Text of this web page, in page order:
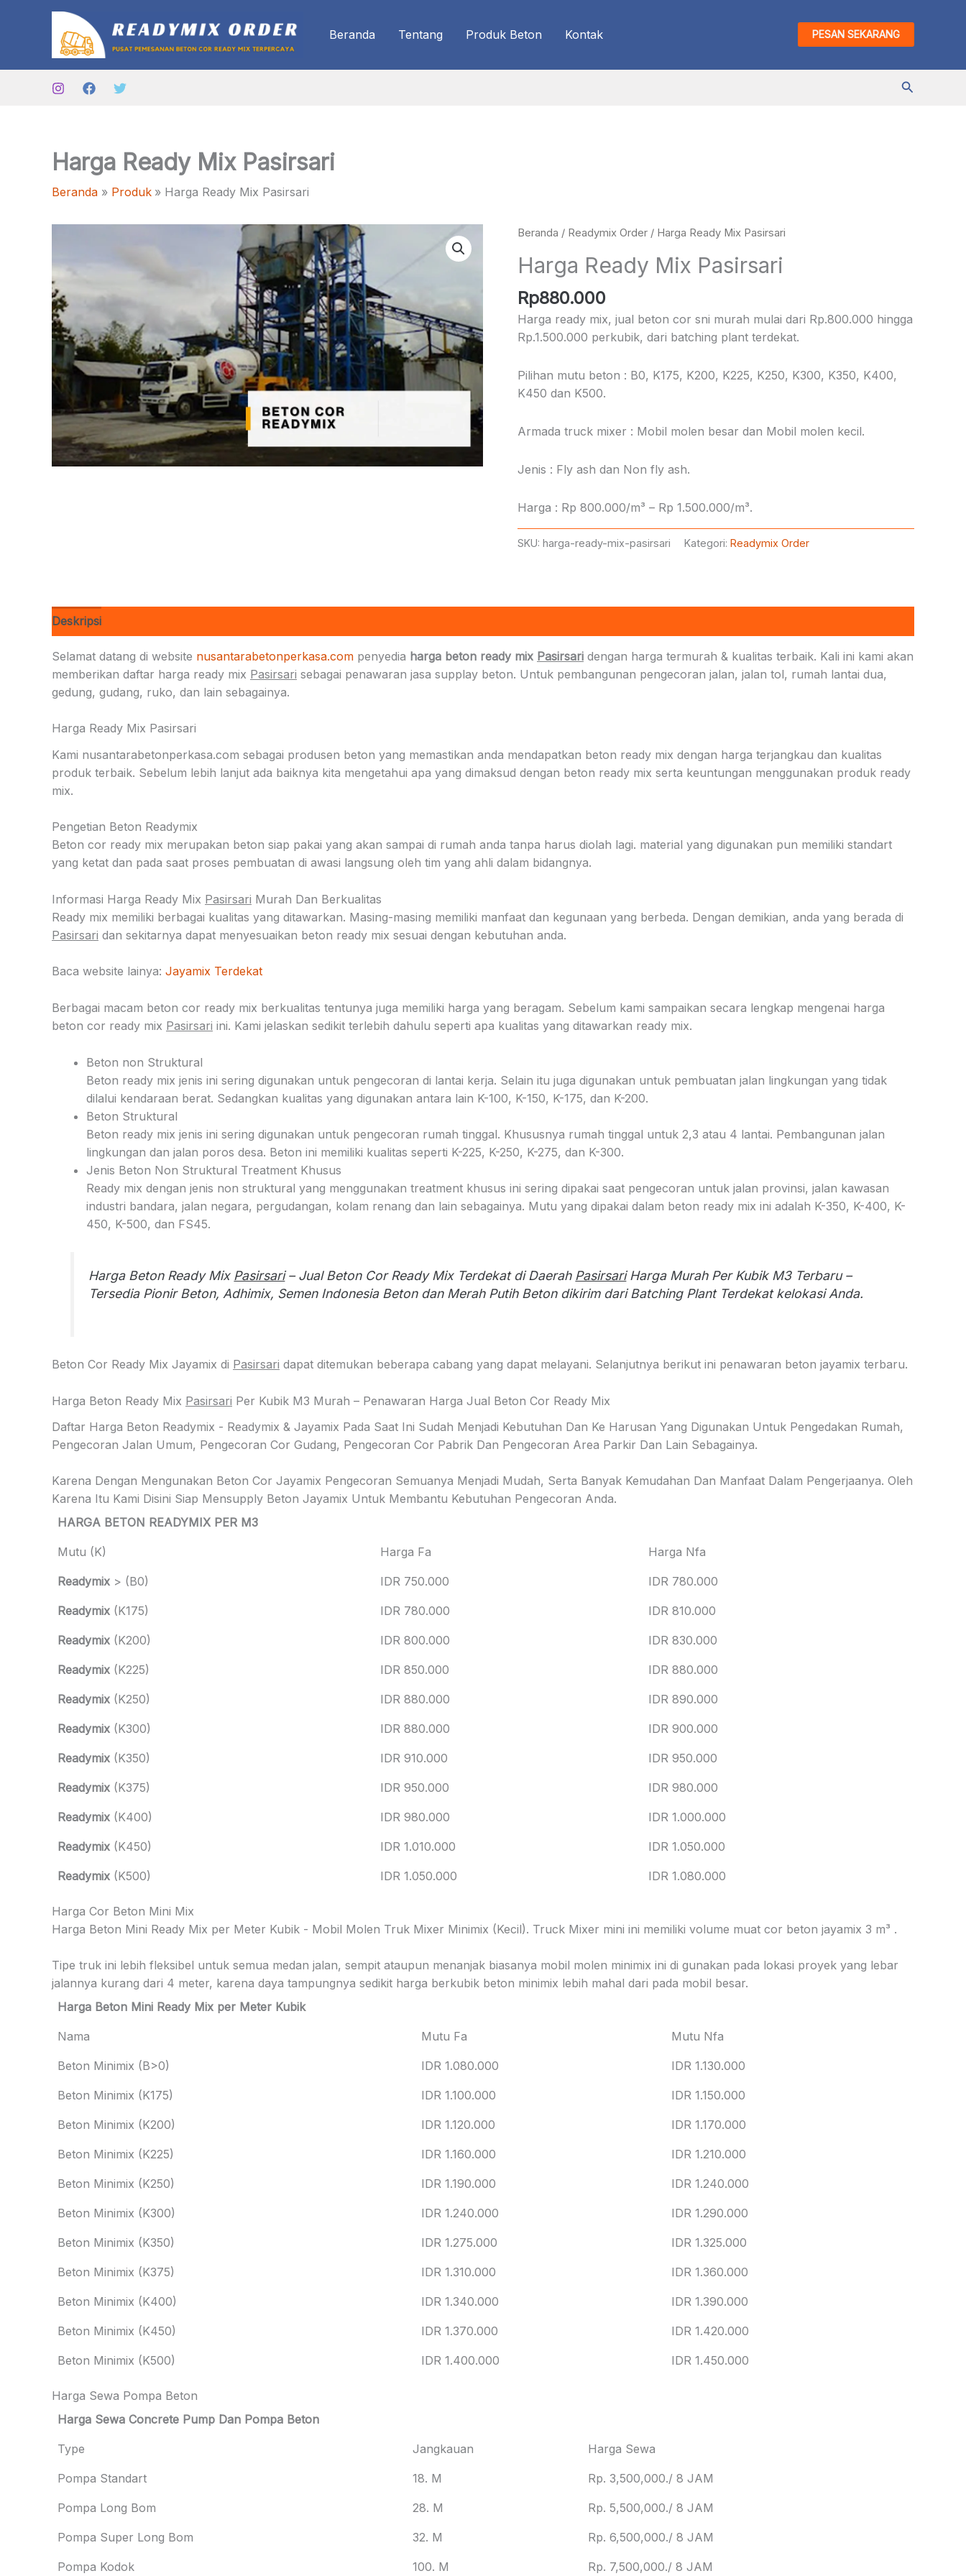
Beranda Tentang Produk Beton Kontak PESAN SEKARANG
Cari
Harga Ready Mix Pasirsari
Beranda Produk Harga Ready Mix Pasirsari
Beranda / Readymix Order / Harga Ready Mix Pasirsari
Harga Ready Mix Pasirsari
Rp880.000
Harga ready mix, jual beton cor sni murah mulai dari Rp.800.000 hingga
Rp.1.500.000 perkubik, dari batching plant terdekat.
Pilihan mutu beton : B0, K175, K200, K225, K250, K300, K350, K400,
K450 dan K500.
Armada truck mixer : Mobil molen besar dan Mobil molen kecil.
Jenis : Fly ash dan Non fly ash.
Harga : Rp 800.000/m³ – Rp 1.500.000/m³.
SKU: harga-ready-mix-pasirsari Kategori: Readymix Order
Deskripsi
Selamat datang di website nusantarabetonperkasa.com penyedia harga beton ready mix Pasirsari dengan harga termurah & kualitas terbaik. Kali ini kami akan
memberikan daftar harga ready mix Pasirsari sebagai penawaran jasa supplay beton. Untuk pembangunan pengecoran jalan, jalan tol, rumah lantai dua,
gedung, gudang, ruko, dan lain sebagainya.
Harga Ready Mix Pasirsari
Kami nusantarabetonperkasa.com sebagai produsen beton yang memastikan anda mendapatkan beton ready mix dengan harga terjangkau dan kualitas
produk terbaik. Sebelum lebih lanjut ada baiknya kita mengetahui apa yang dimaksud dengan beton ready mix serta keuntungan menggunakan produk ready
mix.
Pengetian Beton Readymix
Beton cor ready mix merupakan beton siap pakai yang akan sampai di rumah anda tanpa harus diolah lagi. material yang digunakan pun memiliki standart
yang ketat dan pada saat proses pembuatan di awasi langsung oleh tim yang ahli dalam bidangnya.
Informasi Harga Ready Mix Pasirsari Murah Dan Berkualitas
Ready mix memiliki berbagai kualitas yang ditawarkan. Masing-masing memiliki manfaat dan kegunaan yang berbeda. Dengan demikian, anda yang berada di
Pasirsari dan sekitarnya dapat menyesuaikan beton ready mix sesuai dengan kebutuhan anda.
Baca website lainya: Jayamix Terdekat
Berbagai macam beton cor ready mix berkualitas tentunya juga memiliki harga yang beragam. Sebelum kami sampaikan secara lengkap mengenai harga
beton cor ready mix Pasirsari ini. Kami jelaskan sedikit terlebih dahulu seperti apa kualitas yang ditawarkan ready mix.
Beton non Struktural
Beton ready mix jenis ini sering digunakan untuk pengecoran di lantai kerja. Selain itu juga digunakan untuk pembuatan jalan lingkungan yang tidak
dilalui kendaraan berat. Sedangkan kualitas yang digunakan antara lain K-100, K-150, K-175, dan K-200.
Beton Struktural
Beton ready mix jenis ini sering digunakan untuk pengecoran rumah tinggal. Khususnya rumah tinggal untuk 2,3 atau 4 lantai. Pembangunan jalan
lingkungan dan jalan poros desa. Beton ini memiliki kualitas seperti K-225, K-250, K-275, dan K-300.
Jenis Beton Non Struktural Treatment Khusus
Ready mix dengan jenis non struktural yang menggunakan treatment khusus ini sering dipakai saat pengecoran untuk jalan provinsi, jalan kawasan
industri bandara, jalan negara, pergudangan, kolam renang dan lain sebagainya. Mutu yang dipakai dalam beton ready mix ini adalah K-350, K-400, K-
450, K-500, dan FS45.
Harga Beton Ready Mix Pasirsari– Jual Beton Cor Ready Mix Terdekat di Daerah PasirsariHarga Murah Per Kubik M3 Terbaru –
Tersedia Pionir Beton, Adhimix, Semen Indonesia Beton dan Merah Putih Beton dikirim dari Batching Plant Terdekat kelokasi Anda.
Beton Cor Ready Mix Jayamix di Pasirsari dapat ditemukan beberapa cabang yang dapat melayani. Selanjutnya berikut ini penawaran beton jayamix terbaru.
Harga Beton Ready Mix Pasirsari Per Kubik M3 Murah – Penawaran Harga Jual Beton Cor Ready Mix
Daftar Harga Beton Readymix - Readymix & Jayamix Pada Saat Ini Sudah Menjadi Kebutuhan Dan Ke Harusan Yang Digunakan Untuk Pengedakan Rumah,
Pengecoran Jalan Umum, Pengecoran Cor Gudang, Pengecoran Cor Pabrik Dan Pengecoran Area Parkir Dan Lain Sebagainya.
Karena Dengan Mengunakan Beton Cor Jayamix Pengecoran Semuanya Menjadi Mudah, Serta Banyak Kemudahan Dan Manfaat Dalam Pengerjaanya. Oleh
Karena Itu Kami Disini Siap Mensupply Beton Jayamix Untuk Membantu Kebutuhan Pengecoran Anda.
HARGA BETON READYMIX PER M3
Mutu (K) Harga Fa Harga Nfa
Readymix > (B0) IDR 750.000 IDR 780.000
Readymix (K175) IDR 780.000 IDR 810.000
Readymix (K200) IDR 800.000 IDR 830.000
Readymix (K225) IDR 850.000 IDR 880.000
Readymix (K250) IDR 880.000 IDR 890.000
Readymix (K300) IDR 880.000 IDR 900.000
Readymix (K350) IDR 910.000 IDR 950.000
Readymix (K375) IDR 950.000 IDR 980.000
Readymix (K400) IDR 980.000 IDR 1.000.000
Readymix (K450) IDR 1.010.000 IDR 1.050.000
Readymix (K500) IDR 1.050.000 IDR 1.080.000
Harga Cor Beton Mini Mix
Harga Beton Mini Ready Mix per Meter Kubik - Mobil Molen Truk Mixer Minimix (Kecil). Truck Mixer mini ini memiliki volume muat cor beton jayamix 3 m³ .
Tipe truk ini lebih fleksibel untuk semua medan jalan, sempit ataupun menanjak biasanya mobil molen minimix ini di gunakan pada lokasi proyek yang lebar
jalannya kurang dari 4 meter, karena daya tampungnya sedikit harga berkubik beton minimix lebih mahal dari pada mobil besar.
Harga Beton Mini Ready Mix per Meter Kubik
Nama Mutu Fa Mutu Nfa
Beton Minimix (B>0) IDR 1.080.000 IDR 1.130.000
Beton Minimix (K175) IDR 1.100.000 IDR 1.150.000
Beton Minimix (K200) IDR 1.120.000 IDR 1.170.000
Beton Minimix (K225) IDR 1.160.000 IDR 1.210.000
Beton Minimix (K250) IDR 1.190.000 IDR 1.240.000
Beton Minimix (K300) IDR 1.240.000 IDR 1.290.000
Beton Minimix (K350) IDR 1.275.000 IDR 1.325.000
Beton Minimix (K375) IDR 1.310.000 IDR 1.360.000
Beton Minimix (K400) IDR 1.340.000 IDR 1.390.000
Beton Minimix (K450) IDR 1.370.000 IDR 1.420.000
Beton Minimix (K500) IDR 1.400.000 IDR 1.450.000
Harga Sewa Pompa Beton
Harga Sewa Concrete Pump Dan Pompa Beton
Type Jangkauan Harga Sewa
Pompa Standart 18. M Rp. 3,500,000./ 8 JAM
Pompa Long Bom 28. M Rp. 5,500,000./ 8 JAM
Pompa Super Long Bom 32. M Rp. 6,500,000./ 8 JAM
Pompa Kodok 100. M Rp. 7,500,000./ 8 JAM